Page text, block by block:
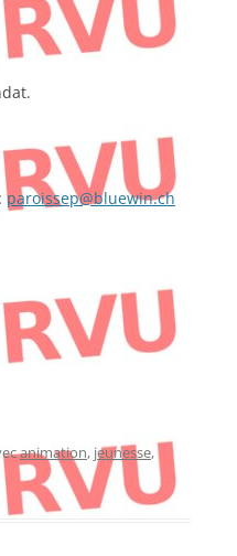
paroissep@bluewin.ch
animation, jeunesse,